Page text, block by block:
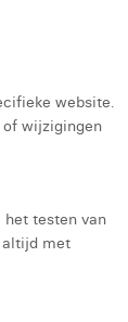
website.
of wijzigingen
het testen van
altijd met